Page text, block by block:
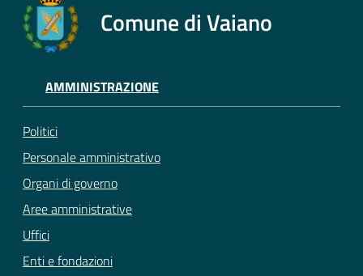
Comune di Vaiano
AMMINISTRAZIONE
Politici
Personale amministrativo
Organi di governo
Aree amministrative
Uffici
Enti e fondazioni